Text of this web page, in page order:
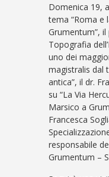
Domenica 19,
tema “Roma e
Grumentum”,
Topografia
uno dei
magistralis dal
antica”, il dr.
su “La Via
Marsico a
Francesca
responsabile
Grumentum –